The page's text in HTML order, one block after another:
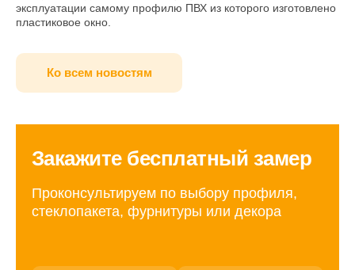
эксплуатации самому профилю ПВХ из которого изготовлено
пластиковое окно.
Ко всем новостям
Закажите бесплатный замер
Проконсультируем по выбору профиля,
стеклопакета, фурнитуры или декора